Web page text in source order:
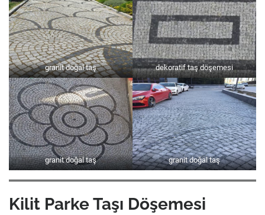
granit doğal taş dekoratif taş döşemesi
granit doğal taş granit doğal taş
Kilit Parke Taşı Döşemesi